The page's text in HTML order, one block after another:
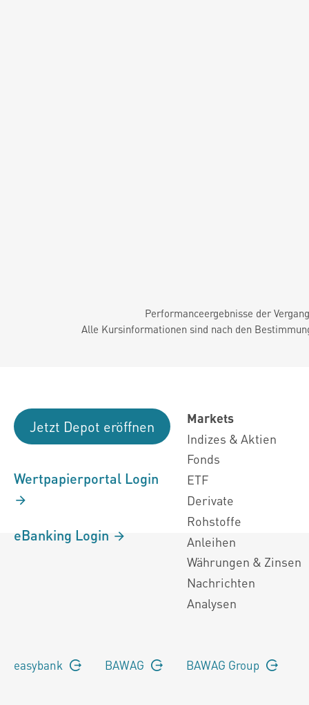
Performanceergebnisse der
Alle Kursinformationen sind nach den
Jetzt Depot eröffnen
Wertpapierportal Login
eBanking Login
Markets
Indizes & Aktien
Fonds
ETF
Derivate
Rohstoffe
Anleihen
Währungen & Zinsen
Nachrichten
Analysen
easybank BAWAG BAWAG Group